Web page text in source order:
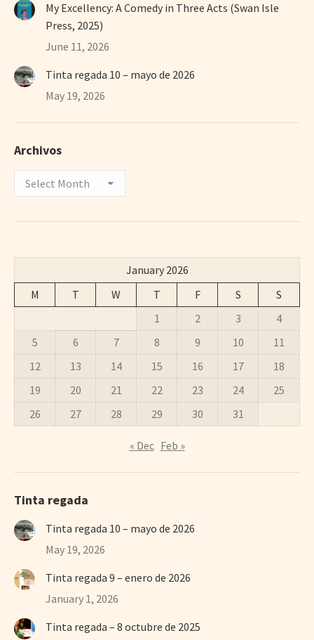
My Excellency: A Comedy in Three Acts (Swan Isle
Press, 2025)
June 11, 2026
Tinta regada 10 – mayo de 2026
May 19, 2026
Archivos
Archivos
January 2026
M
T W T F S
S
1
2 3
4
5
6 7 8 9 10
11
12
13 14 15 16 17
18
19
20 21 22 23 24
25
26
27 28 29 30 31
« Dec Feb »
Tinta regada
Tinta regada 10 – mayo de 2026
May 19, 2026
Tinta regada 9 – enero de 2026
January 1, 2026
Tinta regada – 8 octubre de 2025